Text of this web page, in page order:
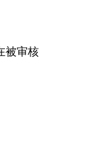
被审核